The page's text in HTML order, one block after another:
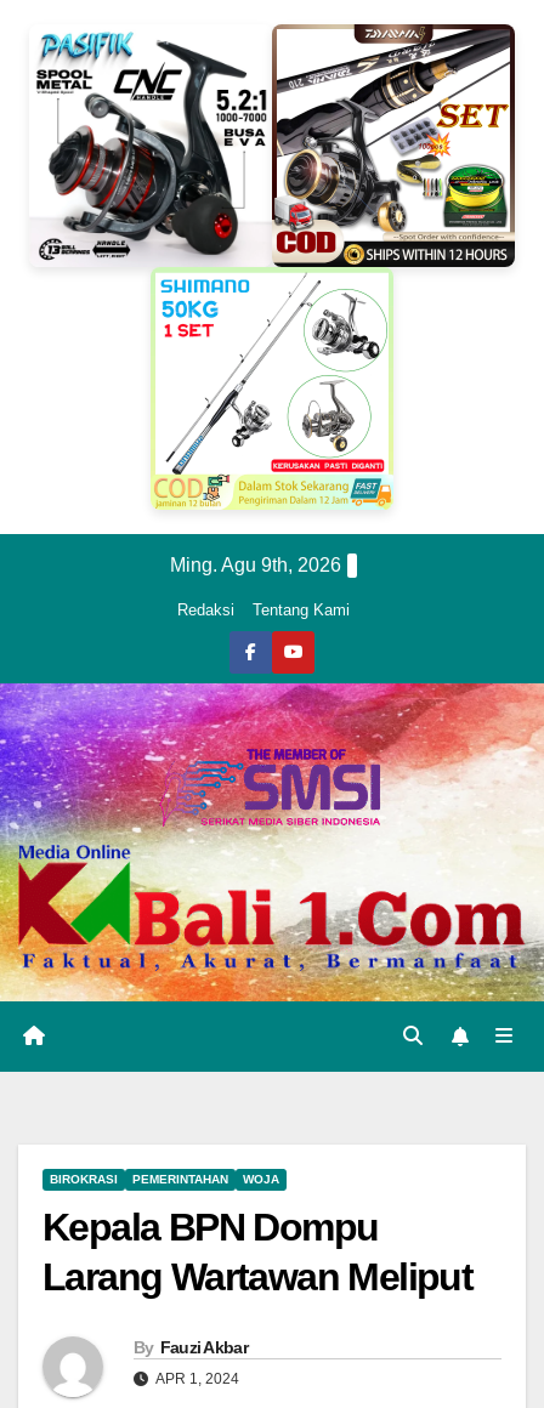
Ming. Agu 9th, 2026
Redaksi Tentang Kami
BIROKRASI PEMERINTAHAN WOJA
Kepala BPN Dompu
Larang Wartawan Meliput
By Fauzi Akbar
APR 1, 2024